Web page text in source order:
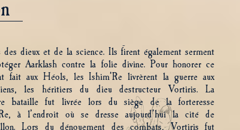
des dieux et de la science. Ils firent également serment
Aarklash contre la folie divine. Pour honorer ce
fait aux Héols, les Ishim’Re livrèrent la guerre aux
les héritiers du dieu destructeur Vortiris. La
bataille fut livrée lors du siège de la forteresse
à l’endroit où se dresse aujourd’hui la cité de
Lors du dénouement des combats, Vortiris fut